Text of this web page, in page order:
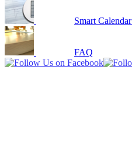
Smart Calendar
FAQ